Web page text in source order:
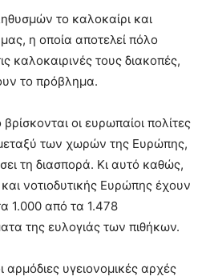
το καλοκαίρι και
μας, η οποία αποτελεί πόλο
καλοκαιρινές τους διακοπές,
το πρόβλημα.
οι ευρωπαίοι πολίτες
των χωρών της Ευρώπης,
τη διασπορά. Κι αυτό καθώς,
νοτιοδυτικής Ευρώπης έχουν
1.000 από τα 1.478
της ευλογιάς των πιθήκων.
αρμόδιες υγειονομικές αρχές